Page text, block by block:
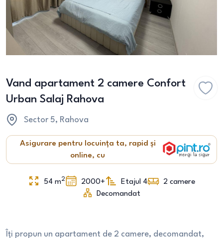
Vand apartament 2 camere Confort
Urban Salaj Rahova
Sector 5, Rahova
Asigurare pentru locuința ta, rapid și
online, cu
54 m2 2000+ Etajul 4 2 camere
Decomandat
Îți propun un apartament de 2 camere, decomandat,